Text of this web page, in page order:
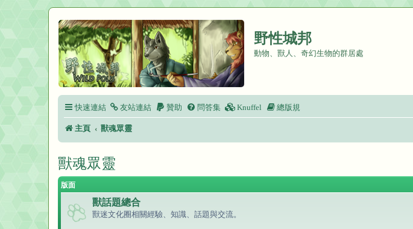
野性城邦
動物、獸人、奇幻生物的群居處
快速連結 友站連結 贊助 問答集 Knuffel 總版規
主頁 獸魂眾靈
獸魂眾靈
版面
獸話題總合
獸迷文化圈相關經驗、知識、話題與交流。